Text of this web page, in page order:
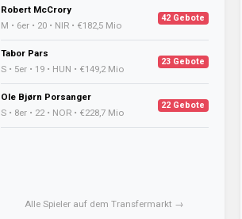
Robert McCrory
M • 6er • 20 • NIR • €182,5 Mio
42 Gebote
Tabor Pars
S • 5er • 19 • HUN • €149,2 Mio
23 Gebote
Ole Bjørn Porsanger
S • 8er • 22 • NOR • €228,7 Mio
22 Gebote
Alle Spieler auf dem Transfermarkt →